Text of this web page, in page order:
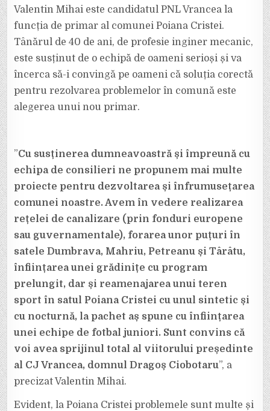
LOCUL
UITAT
FI
DE
PRIMAR
LIBERAL:
VALENTIN
MIHAI
Valentin Mihai este candidatul PNL Vrancea la
funcția de primar al comunei Poiana Cristei.
Tânărul de 40 de ani, de profesie inginer mecanic,
este susținut de o echipă de oameni serioși și va
încerca să-i convingă pe oameni că soluția corectă
pentru rezolvarea problemelor în comună este
alegerea unui nou primar.
”Cu susținerea dumneavoastră și împreună cu
echipa de consilieri ne propunem mai multe
proiecte pentru dezvoltarea și înfrumusețarea
comunei noastre. Avem în vedere realizarea
rețelei de canalizare (prin fonduri europene
sau guvernamentale), forarea unor puțuri în
satele Dumbrava, Mahriu, Petreanu și Târâtu,
înființarea unei grădinițe cu program
prelungit, dar și reamenajarea unui teren
sport în satul Poiana Cristei cu unul sintetic și
cu nocturnă, la pachet aș spune cu înființarea
unei echipe de fotbal juniori. Sunt convins că
voi avea sprijinul total al viitorului președinte
al CJ Vrancea, domnul Dragoș Ciobotaru”, a
precizat Valentin Mihai.
Evident, la Poiana Cristei problemele sunt multe și